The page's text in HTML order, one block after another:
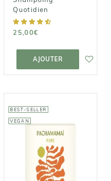
Quotidien
25,00€
AJOUTER
AJOUTER AU
PANIER
BEST-SELLER
VEGAN
PACHAMAMAI